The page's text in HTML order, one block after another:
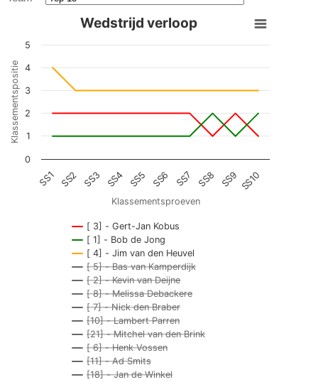
Klassementsproeven
Klassementspositie
Wedstrijd verloop
[ 3] - Gert-Jan Kobus
[ 1] - Bob de Jong
[ 4] - Jim van den Heuvel
[ 5] - Bas van Kamperdijk
[ 2] - Kevin van Deijne
[ 8] - Melissa Debackere
[ 7] - Nick den Braber
[10] - Lambert Parren
[21] - Mitchel van den Brink
[ 6] - Henk Vossen
[11] - Ad Smits
[18] - Jan de Winkel
SS1 SS2 SS3 SS4 SS5 SS6 SS7 SS8 SS9 SS10
0
1
2
3
4
5